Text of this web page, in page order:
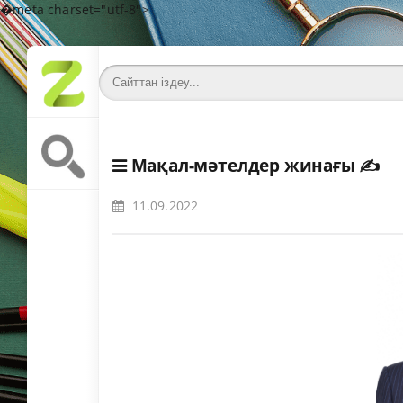
�meta charset="utf-8">
Мақал-мәтелдер жинағы ✍️
11.09.2022